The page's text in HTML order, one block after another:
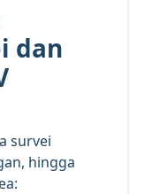
dan
survei
hingga